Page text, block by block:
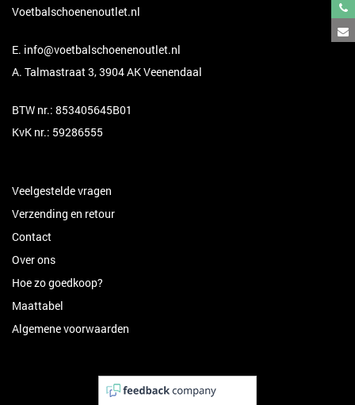
Voetbalschoenenoutlet.nl
E. info@voetbalschoenenoutlet.nl
A. Talmastraat 3, 3904 AK Veenendaal
BTW nr.: 853405645B01
KvK nr.: 59286555
Veelgestelde vragen
Verzending en retour
Contact
Over ons
Hoe zo goedkoop?
Maattabel
Algemene voorwaarden